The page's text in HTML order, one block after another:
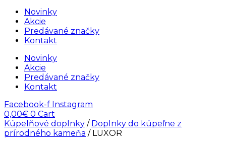
Novinky
Akcie
Predávané značky
Kontakt
Novinky
Akcie
Predávané značky
Kontakt
Facebook-f Instagram
0,00€ 0 Cart
Kúpelňové doplnky / Doplnky do kúpeľne z
prírodného kameňa / LUXOR